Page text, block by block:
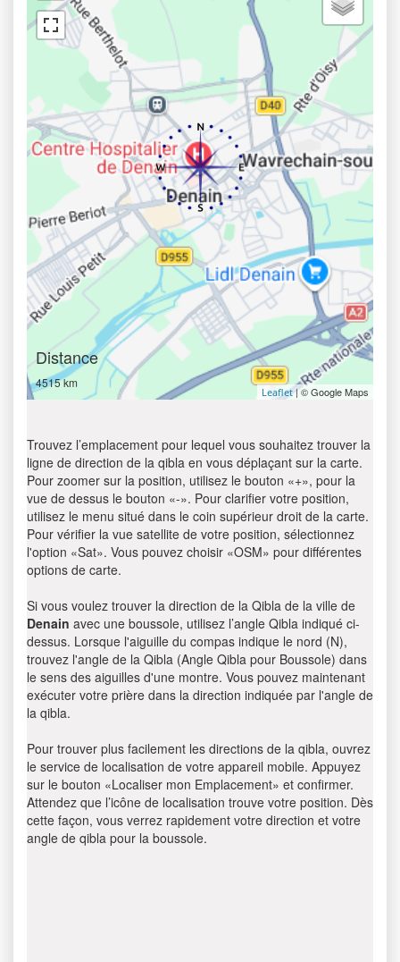
Distance
4515 km
Leaflet| © Google Maps
Trouvez l’emplacement pour lequel vous souhaitez trouver la
ligne de direction de la qibla en vous déplaçant sur la carte.
Pour zoomer sur la position, utilisez le bouton «+», pour la
vue de dessus le bouton «-». Pour clarifier votre position,
utilisez le menu situé dans le coin supérieur droit de la carte.
Pour vérifier la vue satellite de votre position, sélectionnez
l'option «Sat». Vous pouvez choisir «OSM» pour différentes
options de carte.
Si vous voulez trouver la direction de la Qibla de la ville de
Denain avec une boussole, utilisez l’angle Qibla indiqué ci-
dessus. Lorsque l'aiguille du compas indique le nord (N),
trouvez l'angle de la Qibla (Angle Qibla pour Boussole) dans
le sens des aiguilles d'une montre. Vous pouvez maintenant
exécuter votre prière dans la direction indiquée par l'angle de
la qibla.
Pour trouver plus facilement les directions de la qibla, ouvrez
le service de localisation de votre appareil mobile. Appuyez
sur le bouton «Localiser mon Emplacement» et confirmer.
Attendez que l’icône de localisation trouve votre position. Dès
cette façon, vous verrez rapidement votre direction et votre
angle de qibla pour la boussole.